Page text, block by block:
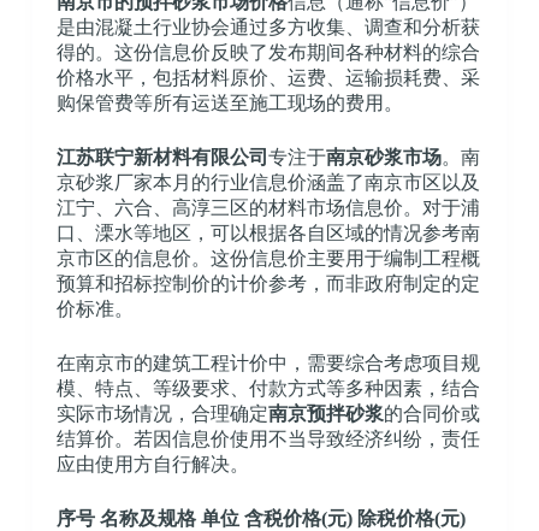
是由混凝土行业协会通过多方收集、调查和分析获
得的。这份信息价反映了发布期间各种材料的综合
价格水平，包括材料原价、运费、运输损耗费、采
购保管费等所有运送至施工现场的费用。
江苏联宁新材料有限公司 专注于南京砂浆市场。南
京砂浆厂家本月的行业信息价涵盖了南京市区以及
江宁、六合、高淳三区的材料市场信息价。对于浦
口、溧水等地区，可以根据各自区域的情况参考南
京市区的信息价。这份信息价主要用于编制工程概
预算和招标控制价的计价参考，而非政府制定的定
价标准。
在南京市的建筑工程计价中，需要综合考虑项目规
模、特点、等级要求、付款方式等多种因素，结合
实际市场情况，合理确定南京预拌砂浆的合同价或
结算价。若因信息价使用不当导致经济纠纷，责任
应由使用方自行解决。
序号 名称及规格 单位 含税价格(元) 除税价格(元)